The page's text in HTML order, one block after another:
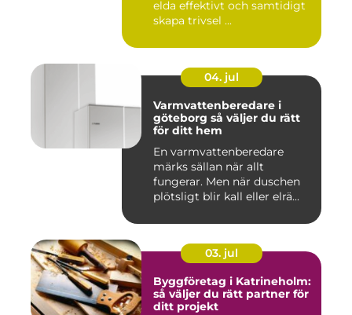
elda effektivt och samtidigt
skapa trivsel ...
04. jul
Varmvattenberedare i
göteborg så väljer du rätt
för ditt hem
En varmvattenberedare
märks sällan när allt
fungerar. Men när duschen
plötsligt blir kall eller elrä...
03. jul
Byggföretag i Katrineholm:
så väljer du rätt partner för
ditt projekt